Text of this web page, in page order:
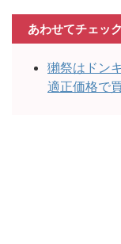
あわせてチェック
獺祭はドン
適正価格で